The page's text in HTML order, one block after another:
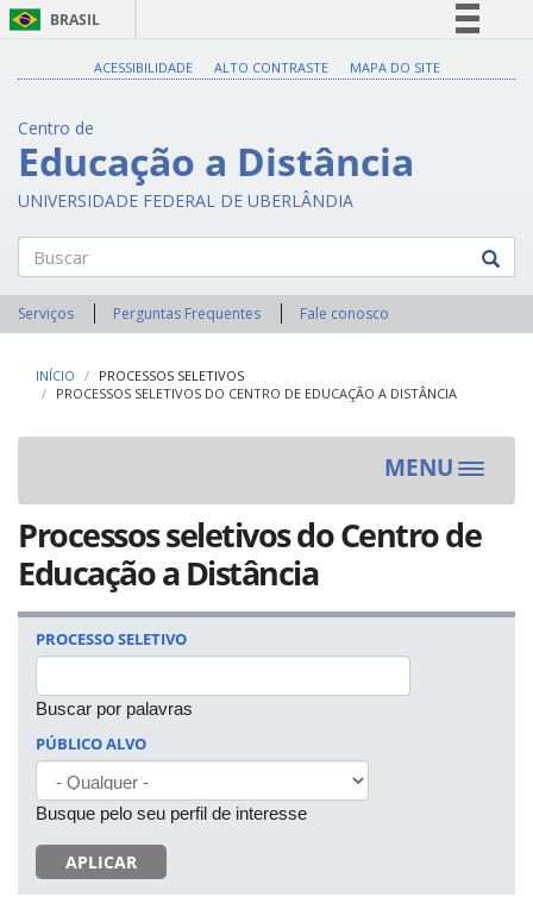
BRASIL
Acesso à informação
Legislação
Canais
ACESSIBILIDADE ALTO CONTRASTE MAPA DO SITE
Centro de
Educação a Distância
UNIVERSIDADE FEDERAL DE UBERLÂNDIA
Buscar
Serviços Perguntas Frequentes Fale conosco
INÍCIO
PROCESSOS SELETIVOS
PROCESSOS SELETIVOS DO CENTRO DE EDUCAÇÃO A DISTÂNCIA
MENU
Toggle
Processos seletivos do Centro de
Educação a Distância
PROCESSO SELETIVO
Buscar por palavras
PÚBLICO ALVO
Busque pelo seu perfil de interesse
APLICAR